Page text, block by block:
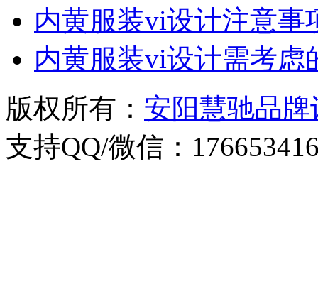
内黄服装vi设计注意事
内黄服装vi设计需考虑
版权所有： 安阳慧驰品
支持QQ/微信：